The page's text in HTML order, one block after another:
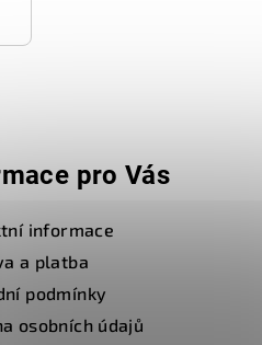
pro Vás
informace
a platba
podmínky
osobních údajů